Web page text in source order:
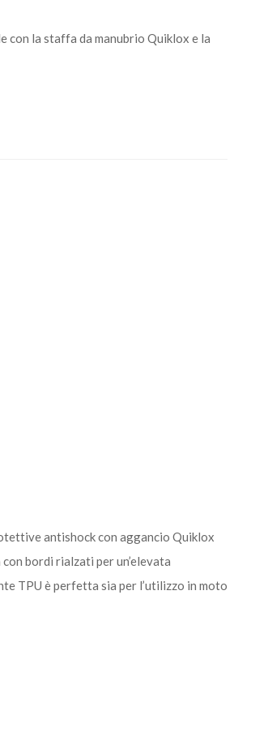
con la staffa da manubrio Quiklox e la
antishock con aggancio Quiklox
bordi rialzati per un’elevata
TPU è perfetta sia per l’utilizzo in moto